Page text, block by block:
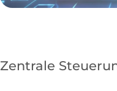
Zentrale